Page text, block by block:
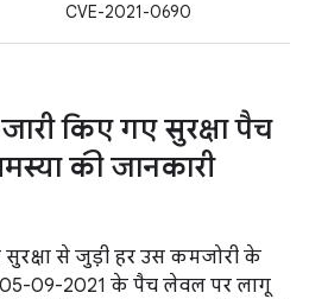
CVE-2021-0690
किए गए सुरक्षा पैच
की जानकारी
से जुड़ी हर उस कमजोरी के
05-09-2021 के पैच लेवल पर लागू